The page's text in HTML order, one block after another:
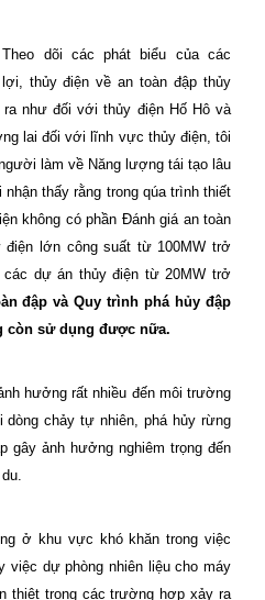
Theo dõi các phát biểu của các
thủy điện về an toàn đập thủy
như đối với thủy điện Hố Hô và
lai đối với lĩnh vực thủy điện, tôi
làm về Năng lượng tái tạo lâu
thấy rằng trong qúa trình thiết
không có phần Đánh giá an toàn
lớn công suất từ 100MW trở
dự án thủy điện từ 20MW trở
đập và Quy trình phá hủy đập
còn sử dụng được nữa.
hưởng rất nhiều đến môi trường
chảy tự nhiên, phá hủy rừng
gây ảnh hưởng nghiêm trọng đến
ở khu vực khó khăn trong việc
việc dự phòng nhiên liệu cho máy
thiêt trong các trường hợp xảy ra